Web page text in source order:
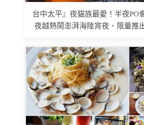
台中太平』夜貓族最愛！半夜PO
夜越熱鬧澎湃海陸宵夜、限量推